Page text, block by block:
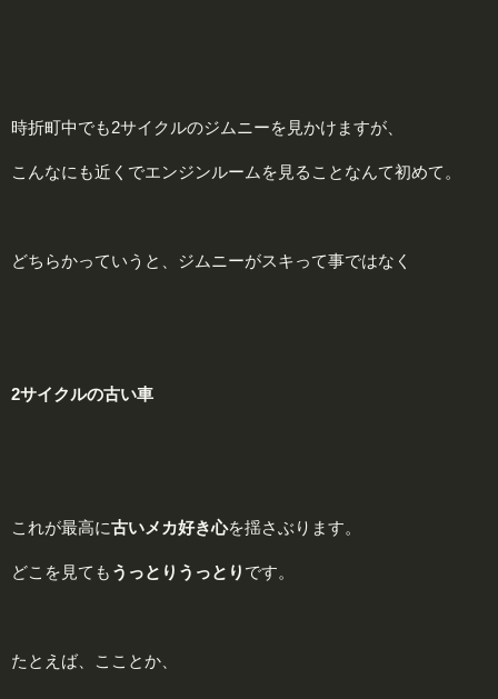
時折町中でも2サイクルのジムニーを見かけますが、
こんなにも近くでエンジンルームを見ることなんて初めて。
どちらかっていうと、ジムニーがスキって事ではなく
2サイクルの古い車
これが最高に古いメカ好き心を揺さぶります。
どこを見ても うっとりうっとり です。
たとえば、こことか、